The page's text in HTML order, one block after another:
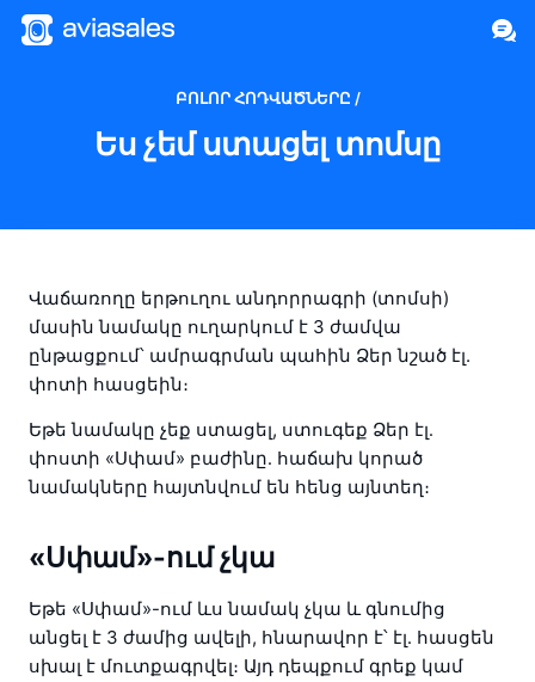
ԲՈԼՈՐ ՀՈԴՎԱԾՆԵՐԸ /
Ես չեմ ստացել տոմսը
Վաճառողը երթուղու անդորրագրի (տոմսի)
մասին նամակը ուղարկում է 3 ժամվա
ընթացքում՝ ամրագրման պահին Ձեր նշած էլ.
փոտի հասցեին։
Եթե նամակը չեք ստացել, ստուգեք Ձեր էլ․
փոստի «Սփամ» բաժինը․ հաճախ կորած
նամակները հայտնվում են հենց այնտեղ։
«Սփամ»-ում չկա
Եթե «Սփամ»-ում ևս նամակ չկա և գնումից
անցել է 3 ժամից ավելի, հնարավոր է՝ էլ․ հասցեն
սխալ է մուտքագրվել։ Այդ դեպքում գրեք կամ